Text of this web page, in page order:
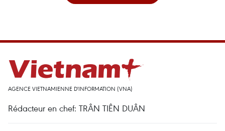
AGENCE VIETNAMIENNE D'INFORMATION (VNA)
Rédacteur en chef: TRÂN TIÊN DUÂN